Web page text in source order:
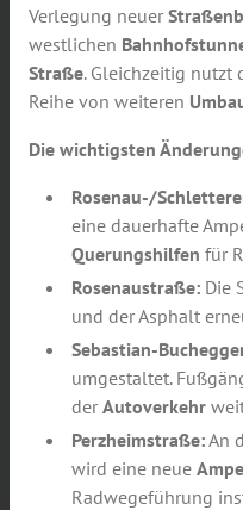
Verlegung neuer
westlichen
Straße. Gleichzeitig nutzt
Reihe von weiteren
Die wichtigsten
Rosenau-/
eine dauerhafte
Querungshilfen für
Rosenaustraße: Die
und der Asphalt
Sebastian-
umgestaltet.
der Autoverkehr
Perzheimstraße:An
wird eine neue
Radwegeführung